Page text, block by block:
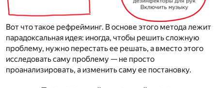
Вот что такое рефрейминг. В основе этого метода лежит
парадоксальная идея: иногда, чтобы решить сложную
проблему, нужно перестать ее решать, а вместо этого
исследовать саму проблему — не просто
проанализировать, а изменить саму ее постановку.